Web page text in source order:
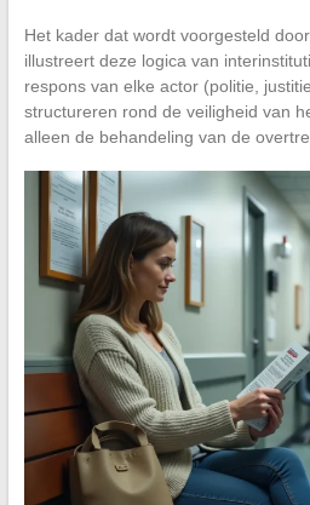
Het kader dat wordt voorgesteld
illustreert deze logica van
respons van elke actor (politie,
structureren rond de veiligheid van
alleen de behandeling van de